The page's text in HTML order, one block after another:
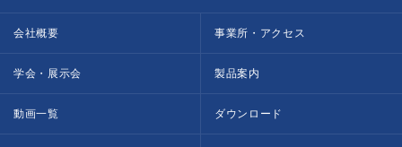
会社概要 事業所・アクセス
学会・展示会 製品案内
動画一覧 ダウンロード